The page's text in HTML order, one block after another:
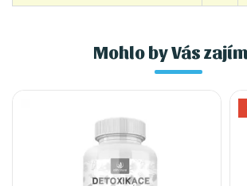
Mohlo by Vás